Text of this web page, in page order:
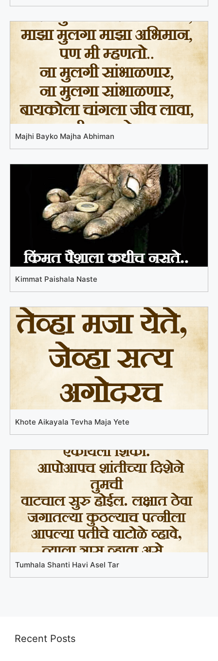
Majhi Bayko Majha Abhiman
Kimmat Paishala Naste
Khote Aikayala Tevha Maja Yete
Tumhala Shanti Havi Asel Tar
Recent Posts